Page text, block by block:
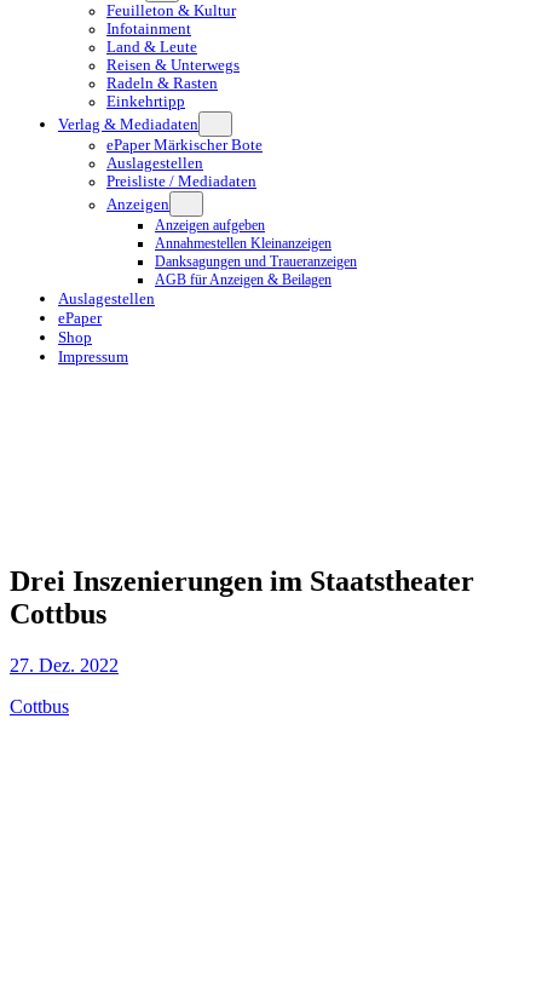
Feuilleton & Kultur
Infotainment
Land & Leute
Reisen & Unterwegs
Radeln & Rasten
Einkehrtipp
Verlag & Mediadaten
ePaper Märkischer Bote
Auslagestellen
Preisliste / Mediadaten
Anzeigen
Anzeigen aufgeben
Annahmestellen Kleinanzeigen
Danksagungen und Traueranzeigen
AGB für Anzeigen & Beilagen
Auslagestellen
ePaper
Shop
Impressum
Drei Inszenierungen im Staatstheater
Cottbus
27. Dez. 2022
Cottbus